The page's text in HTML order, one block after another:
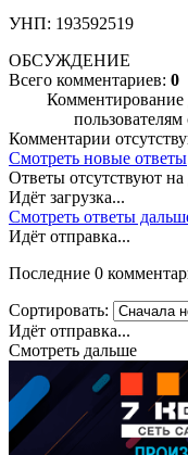
УНП: 193592519
ОБСУЖДЕНИЕ
Всего комментариев: 0
Комментирование
Комментарии
Смотреть новые ответы
Ответы отсутствуют
Идёт загрузка...
Смотреть ответы
Идёт отправка...
Последние 0
Сортировать:
Идёт отправка...
Смотреть дальше